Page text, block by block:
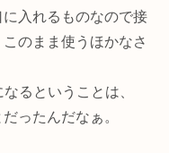
入れるものなので接
のまま使うほかなさ
るということは、
ったんだなぁ。